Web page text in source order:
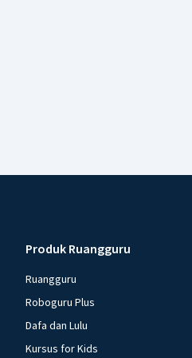
Produk Ruangguru
Ruangguru
Roboguru Plus
Dafa dan Lulu
Kursus for Kids